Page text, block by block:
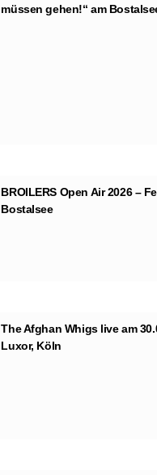
müssen gehen!“ am
BROILERS Open Air 2026 –
Bostalsee
The Afghan Whigs live am
Luxor, Köln